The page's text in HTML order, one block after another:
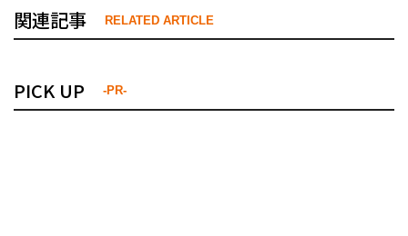
関連記事 RELATED ARTICLE
PICK UP -PR-